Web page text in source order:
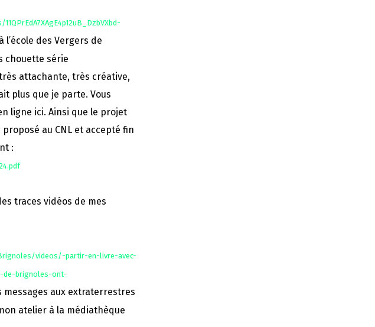
l’école des Vergers de
chouette série
attachante, très créative,
plus que je parte. Vous
ligne ici. Ainsi que le projet
au CNL et accepté fin
:
traces vidéos de mes
videos/-partir-en-livre-avec-
de-brignoles-ont-
messages aux extraterrestres
atelier à la médiathèque